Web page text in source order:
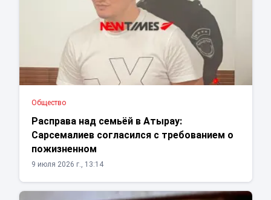
Общество
Расправа над семьёй в Атырау:
Сарсемалиев согласился с требованием о
пожизненном
9 июля 2026 г., 13:14